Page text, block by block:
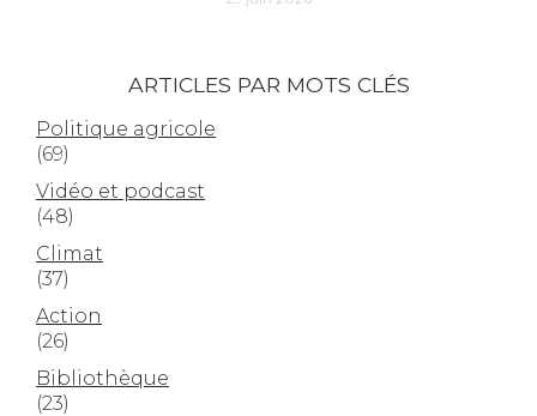
ARTICLES PAR MOTS CLÉS
Politique agricole
(69)
Vidéo et podcast
(48)
Climat
(37)
Action
(26)
Bibliothèque
(23)